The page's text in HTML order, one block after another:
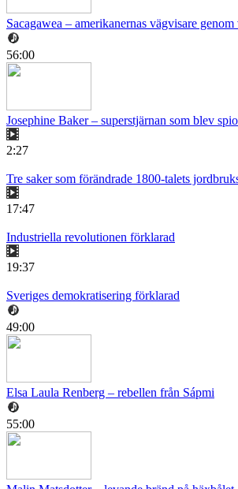
Sacagawea – amerikanernas vägvisare
56:00
Josephine Baker – superstjärnan som blev
2:27
Tre saker som förändrade 1800-talets
17:47
Industriella revolutionen förklarad
19:37
Sveriges demokratisering förklarad
49:00
Elsa Laula Renberg – rebellen från Sápmi
55:00